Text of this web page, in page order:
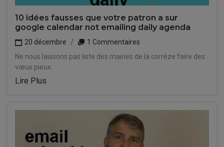
10 idées fausses que votre patron a sur
google calendar not emailing daily agenda
20 décembre
1 Commentaires
Ne nous laissons pas liste des mairies de la corrèze faire des
vœux pieux.
Lire Plus